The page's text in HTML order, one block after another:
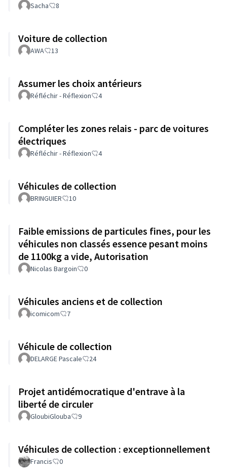
Sacha 8
Voiture de collection
AWA 13
Assumer les choix antérieurs
Réfléchir - Réflexion 4
Compléter les zones relais - parc de voitures
électriques
Réfléchir - Réflexion 4
Véhicules de collection
BRINGUIER 10
Faible emissions de particules fines, pour les
véhicules non classés essence pesant moins
de 1100kg a vide, Autorisation
Nicolas Bargoin 0
Véhicules anciens et de collection
icomicom 7
Véhicule de collection
DELARGE Pascale 24
Projet antidémocratique d'entrave à la
liberté de circuler
GloubiGlouba 9
Véhicules de collection : exceptionnellement
Francis 0